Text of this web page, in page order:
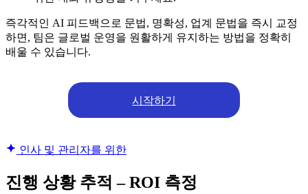
즉각적인 AI 피드백으로 문법, 명확성, 업계 문법을 즉시 교정
하면, 팀은 글로벌 운영을 원활하게 유지하는 방법을 정확히
배울 수 있습니다.
시작하기
인사 및 관리자를 위한
진행 상황 추적 – ROI 측정